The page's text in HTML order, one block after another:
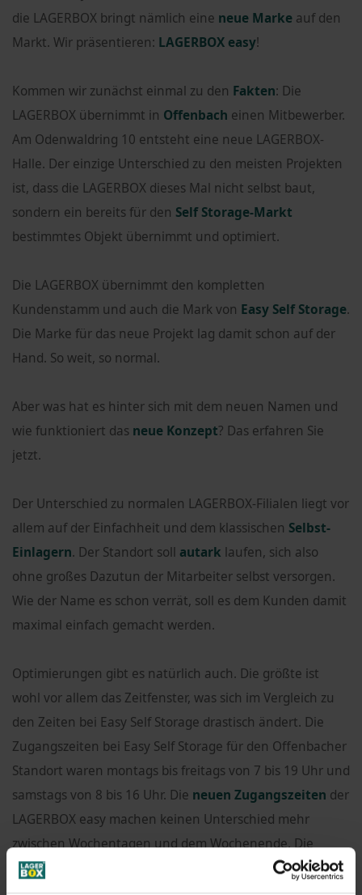
die LAGERBOX bringt nämlich eine neue Marke auf den
Markt. Wir präsentieren: LAGERBOX easy!
Kommen wir zunächst einmal zu den Fakten: Die
LAGERBOX übernimmt in Offenbach einen Mitbewerber.
Am Odenwaldring 10 entsteht eine neue LAGERBOX-
Halle. Der einzige Unterschied zu den meisten Projekten
ist, dass die LAGERBOX dieses Mal nicht selbst baut,
sondern ein bereits für den Self Storage-Markt
bestimmtes Objekt übernimmt und optimiert.
Die LAGERBOX übernimmt den kompletten
Kundenstamm und auch die Mark von Easy Self Storage.
Die Marke für das neue Projekt lag damit schon auf der
Hand. So weit, so normal.
Aber was hat es hinter sich mit dem neuen Namen und
wie funktioniert das neue Konzept? Das erfahren Sie
jetzt.
Der Unterschied zu normalen LAGERBOX-Filialen liegt vor
allem auf der Einfachheit und dem klassischen Selbst-
Einlagern. Der Standort soll autark laufen, sich also
ohne großes Dazutun der Mitarbeiter selbst versorgen.
Wie der Name es schon verrät, soll es dem Kunden damit
maximal einfach gemacht werden.
Optimierungen gibt es natürlich auch. Die größte ist
wohl vor allem das Zeitfenster, was sich im Vergleich zu
den Zeiten bei Easy Self Storage drastisch ändert. Die
Zugangszeiten bei Easy Self Storage für den Offenbacher
Standort waren montags bis freitags von 7 bis 19 Uhr und
samstags von 8 bis 16 Uhr. Die neuen Zugangszeiten der
LAGERBOX easy machen keinen Unterschied mehr
zwischen Wochentagen und dem Wochenende. Die
LAGERBOX easy
wird 365 Tage im Jahr von 6 bis 23 Uhr